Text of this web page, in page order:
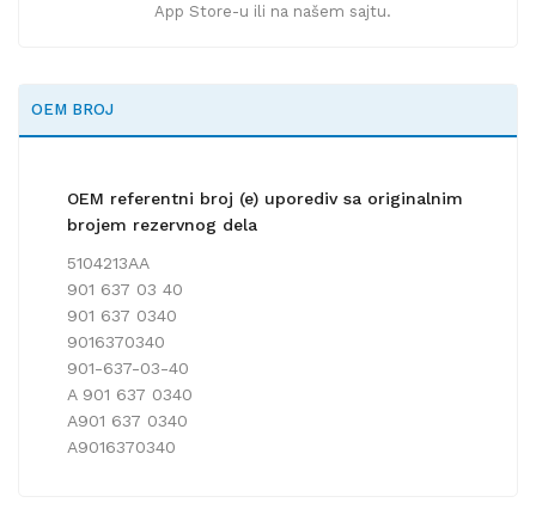
App Store-u ili na našem sajtu.
OEM BROJ
OEM referentni broj (e) uporediv sa originalnim
brojem rezervnog dela
5104213AA
901 637 03 40
901 637 0340
9016370340
901-637-03-40
A 901 637 0340
A901 637 0340
A9016370340